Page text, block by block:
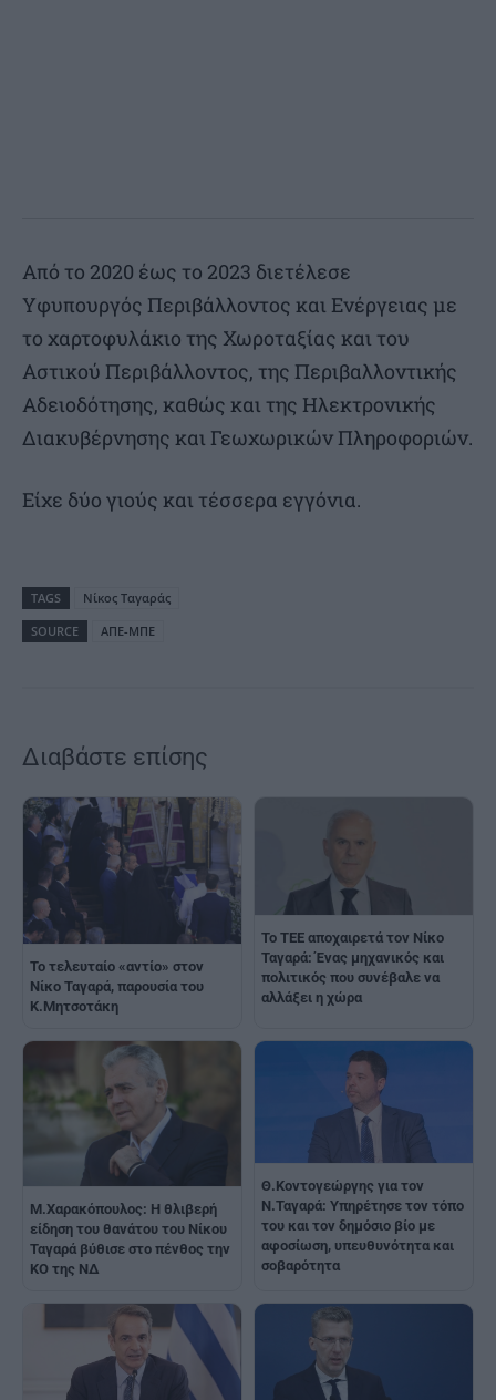
Από το 2020 έως το 2023 διετέλεσε
Υφυπουργός Περιβάλλοντος και Ενέργειας με
το χαρτοφυλάκιο της Χωροταξίας και του
Αστικού Περιβάλλοντος, της Περιβαλλοντικής
Αδειοδότησης, καθώς και της Ηλεκτρονικής
Διακυβέρνησης και Γεωχωρικών Πληροφοριών.
Είχε δύο γιούς και τέσσερα εγγόνια.
TAGS
Νίκος Ταγαράς
SOURCE
ΑΠΕ-ΜΠΕ
Διαβάστε επίσης
Το τελευταίο «αντίο» στον
Νίκο Ταγαρά, παρουσία του
Κ.Μητσοτάκη
To TEE αποχαιρετά τον Νίκο
Ταγαρά: Ένας μηχανικός και
πολιτικός που συνέβαλε να
αλλάξει η χώρα
Μ.Χαρακόπουλος: Η θλιβερή
είδηση του θανάτου του Νίκου
Ταγαρά βύθισε στο πένθος την
KO της NΔ
Θ.Κοντογεώργης για τον
Ν.Ταγαρά: Υπηρέτησε τον τόπο
του και τον δημόσιο βίο με
αφοσίωση, υπευθυνότητα και
σοβαρότητα